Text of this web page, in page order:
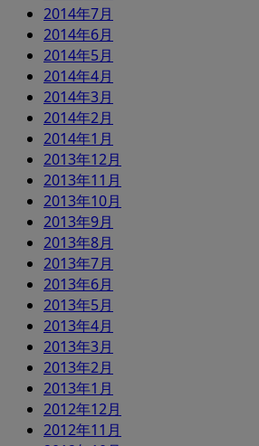
2014年7月
2014年6月
2014年5月
2014年4月
2014年3月
2014年2月
2014年1月
2013年12月
2013年11月
2013年10月
2013年9月
2013年8月
2013年7月
2013年6月
2013年5月
2013年4月
2013年3月
2013年2月
2013年1月
2012年12月
2012年11月